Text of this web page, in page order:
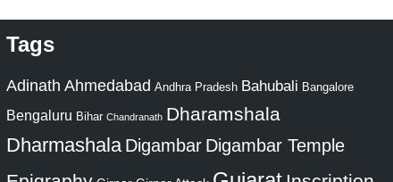
Tags
Adinath Ahmedabad Andhra Pradesh Bahubali Bangalore
Bengaluru Bihar Chandranath Dharamshala
Dharmashala Digambar Digambar Temple